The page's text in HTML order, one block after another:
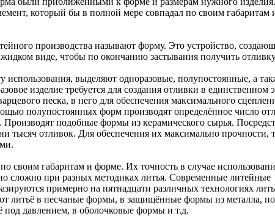
который бы в полной мере совпадал по своим габаритам
производства называют форму. Это устройство,
виде, чтобы по окончанию застывания получить
использования, выделяют одноразовые, полупостоянные, а
изделие требуется для создания отливки в единственном
песка, в него для обеспечения максимального
полупостоянных форм производят определённое число
Производят подобные формы из керамического сырья.
тысяч отливок. Для обеспечения их максимально прочности,
своим габаритам и форме. Их точность в случае
сложно при разных методиках литья. Современные литейные
примерно на пятнадцати различных технологиях
литьё в песчаные формы, в защищённые формы из металла, по
под давлением, в оболочковые формы и т.д.